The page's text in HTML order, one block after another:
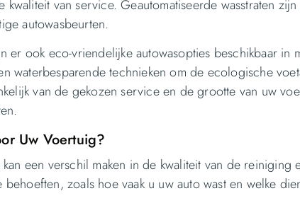
van service. Geautomatiseerde wasstraten
autowasbeurten.
ook eco-vriendelijke autowasopties beschikbaar in
waterbesparende technieken om de ecologische
van de gekozen service en de grootte van uw
Uw Voertuig?
een verschil maken in de kwaliteit van de reiniging
zoals hoe vaak u uw auto wast en welke